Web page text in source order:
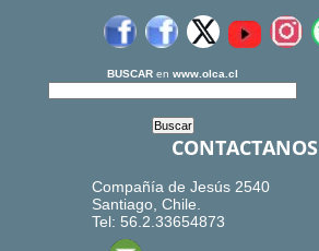
BUSCAR en www.olca.cl
CONTACTANOS
Compañía de Jesús 2540
Santiago, Chile.
Tel: 56.2.33654873